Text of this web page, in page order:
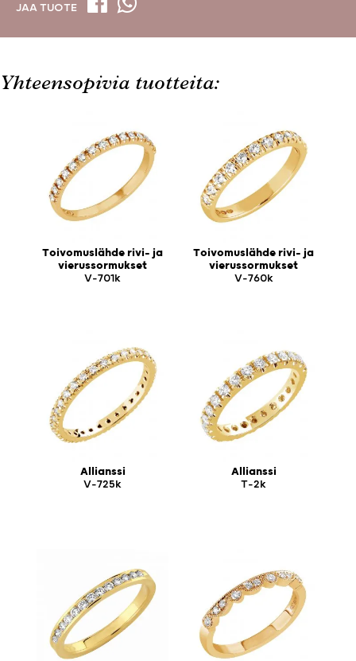
JAA TUOTE
Yhteensopivia tuotteita:
Toivomuslähde rivi- ja
vierussormukset
V-701k
Toivomuslähde rivi- ja
vierussormukset
V-760k
Allianssi
V-725k
Allianssi
T-2k